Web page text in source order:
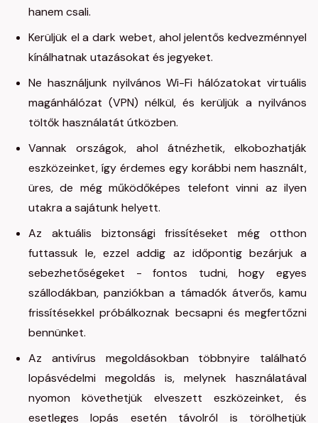
hanem csali.
Kerüljük el a dark webet, ahol jelentős kedvezménnyel
kínálhatnak utazásokat és jegyeket.
Ne használjunk nyilvános Wi-Fi hálózatokat virtuális
magánhálózat (VPN) nélkül, és kerüljük a nyilvános
töltők használatát útközben.
Vannak országok, ahol átnézhetik, elkobozhatják
eszközeinket, így érdemes egy korábbi nem használt,
üres, de még működőképes telefont vinni az ilyen
utakra a sajátunk helyett.
Az aktuális biztonsági frissítéseket még otthon
futtassuk le, ezzel addig az időpontig bezárjuk a
sebezhetőségeket - fontos tudni, hogy egyes
szállodákban, panziókban a támadók átverős, kamu
frissítésekkel próbálkoznak becsapni és megfertőzni
bennünket.
Az antivírus megoldásokban többnyire található
lopásvédelmi megoldás is, melynek használatával
nyomon követhetjük elveszett eszközeinket, és
esetleges lopás esetén távolról is törölhetjük